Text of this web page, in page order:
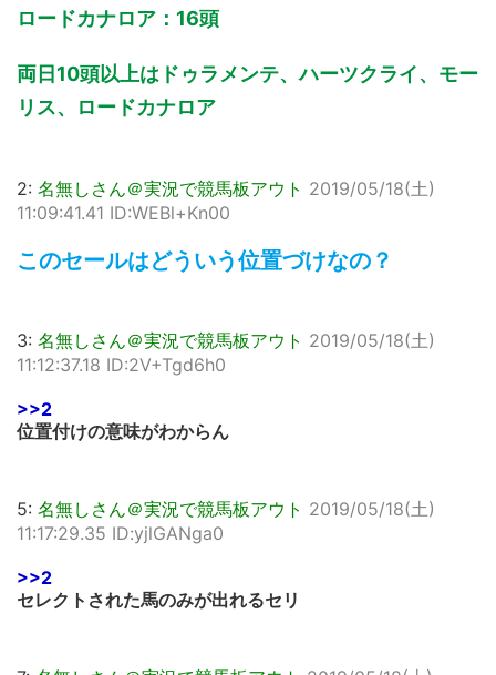
ロードカナロア：16頭
両日10頭以上はドゥラメンテ、ハーツクライ、モー
リス、ロードカナロア
2: 名無しさん＠実況で競馬板アウト 2019/05/18(土)
11:09:41.41 ID:WEBl+Kn00
このセールはどういう位置づけなの？
3: 名無しさん＠実況で競馬板アウト 2019/05/18(土)
11:12:37.18 ID:2V+Tgd6h0
>>2
位置付けの意味がわからん
5: 名無しさん＠実況で競馬板アウト 2019/05/18(土)
11:17:29.35 ID:yjlGANga0
>>2
セレクトされた馬のみが出れるセリ